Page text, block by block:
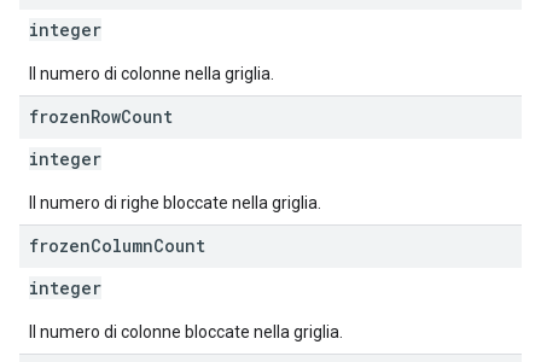
integer
Il numero di colonne nella griglia.
frozenRowCount
integer
Il numero di righe bloccate nella griglia.
frozenColumnCount
integer
Il numero di colonne bloccate nella griglia.